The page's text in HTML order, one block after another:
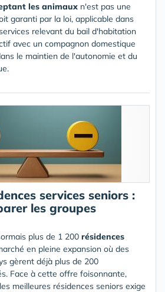
les animaux n'est pas une
garanti par la loi, applicable dans
relevant du bail d'habitation
avec un compagnon domestique
le maintien de l'autonomie et du
services seniors :
les groupes
plus de 1 200 résidences
en pleine expansion où des
gèrent déjà plus de 200
Face à cette offre foisonnante,
meilleures résidences seniors exige